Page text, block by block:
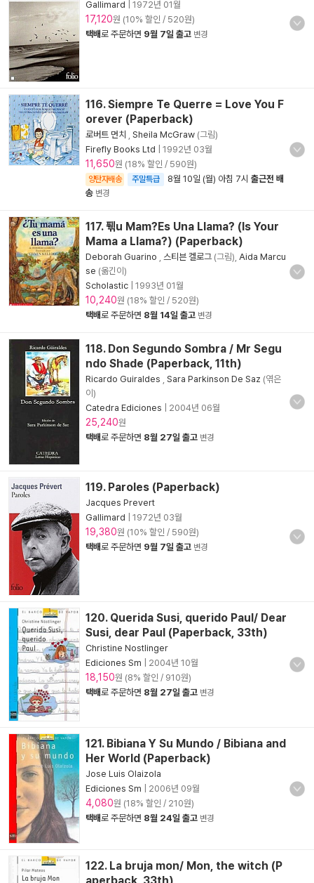
Gallimard 1972년 01월
17,120원 (10% 할인 / 520원)
택배로 주문하면 9월 7일 출고 변경
116. Siempre Te Querre = Love You F
orever (Paperback)
로버트 먼치 Sheila McGraw (그림)
Firefly Books Ltd
1992년 03월
11,650원 (18% 할인 / 590원)
양탄자배송 주말특급 8월 10일 (월) 아침 7시 출근전 배
송 변경
117. 풲u Mam?Es Una Llama? (Is Your
Mama a Llama?) (Paperback)
Deborah Guarino 스티븐 켈로그 (그림), Aida Marcu
se (옮긴이)
Scholastic
1993년 01월
10,240원 (18% 할인 / 520원)
택배로 주문하면 8월 14일 출고 변경
118. Don Segundo Sombra / Mr Segu
ndo Shade (Paperback, 11th)
Ricardo Guiraldes Sara Parkinson De Saz (엮은
이)
Catedra Ediciones
2004년 06월
25,240원
택배로 주문하면 8월 27일 출고 변경
119. Paroles (Paperback)
Jacques Prevert
Gallimard
1972년 03월
19,380원 (10% 할인 / 590원)
택배로 주문하면 9월 7일 출고 변경
120. Querida Susi, querido Paul/ Dear
Susi, dear Paul (Paperback, 33th)
Christine Nostlinger
Ediciones Sm
2004년 10월
18,150원 (8% 할인 / 910원)
택배로 주문하면 8월 27일 출고 변경
121. Bibiana Y Su Mundo / Bibiana and
Her World (Paperback)
Jose Luis Olaizola
Ediciones Sm
2006년 09월
4,080원 (18% 할인 / 210원)
택배로 주문하면 8월 24일 출고 변경
122. La bruja mon/ Mon, the witch (P